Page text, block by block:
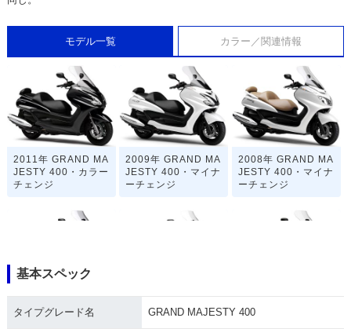
モデル一覧 カラー／関連情報
2011年 GRAND MA
JESTY 400・カラー
チェンジ
2009年 GRAND MA
JESTY 400・マイナ
ーチェンジ
2008年 GRAND MA
JESTY 400・マイナ
ーチェンジ
JESTY 400・マイナ
JESTY 400・カラー
JESTY 400・カラー
基本スペック
タイプグレード名 GRAND MAJESTY 400